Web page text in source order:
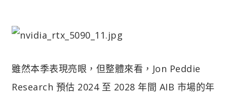
雖然本季表現亮眼，但整體來看，Jon Peddie
Research 預估 2024 至 2028 年間 AIB 市場的年